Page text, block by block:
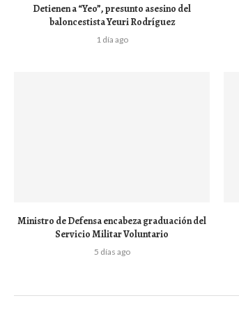
Detienen a “Yeo”, presunto asesino del
baloncestista Yeuri Rodríguez
1 día ago
Ministro de Defensa encabeza graduación del
Servicio Militar Voluntario
5 días ago